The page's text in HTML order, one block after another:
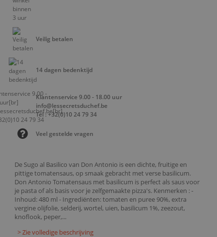
De Sugo al Basilico van Don Antonio is een dichte, fruitige en
pittige tomatensaus, op smaak gebracht met verse basilicum.
Don Antonio Tomatensaus met basilicum is perfect als saus voor
je pasta of als basis voor je zelfgemaakte pizza's. Kenmerken : -
Inhoud: 480 ml - Ingrediënten: tomaten en puree 90%, extra
vergine olijfolie, selderij, wortel, uien, basilicum 1%, zeezout,
knoflook, peper,...
> Zie volledige beschrijving
Veilig betalen
14 dagen bedenktijd
Klantenservice 9.00 - 18.00 uur
info@lessecretsduchef.be
Tel : +32(0)10 24 79 34
Veel gestelde vragen